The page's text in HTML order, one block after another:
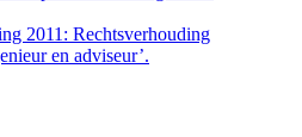
2011: Rechtsverhouding
en adviseur’.